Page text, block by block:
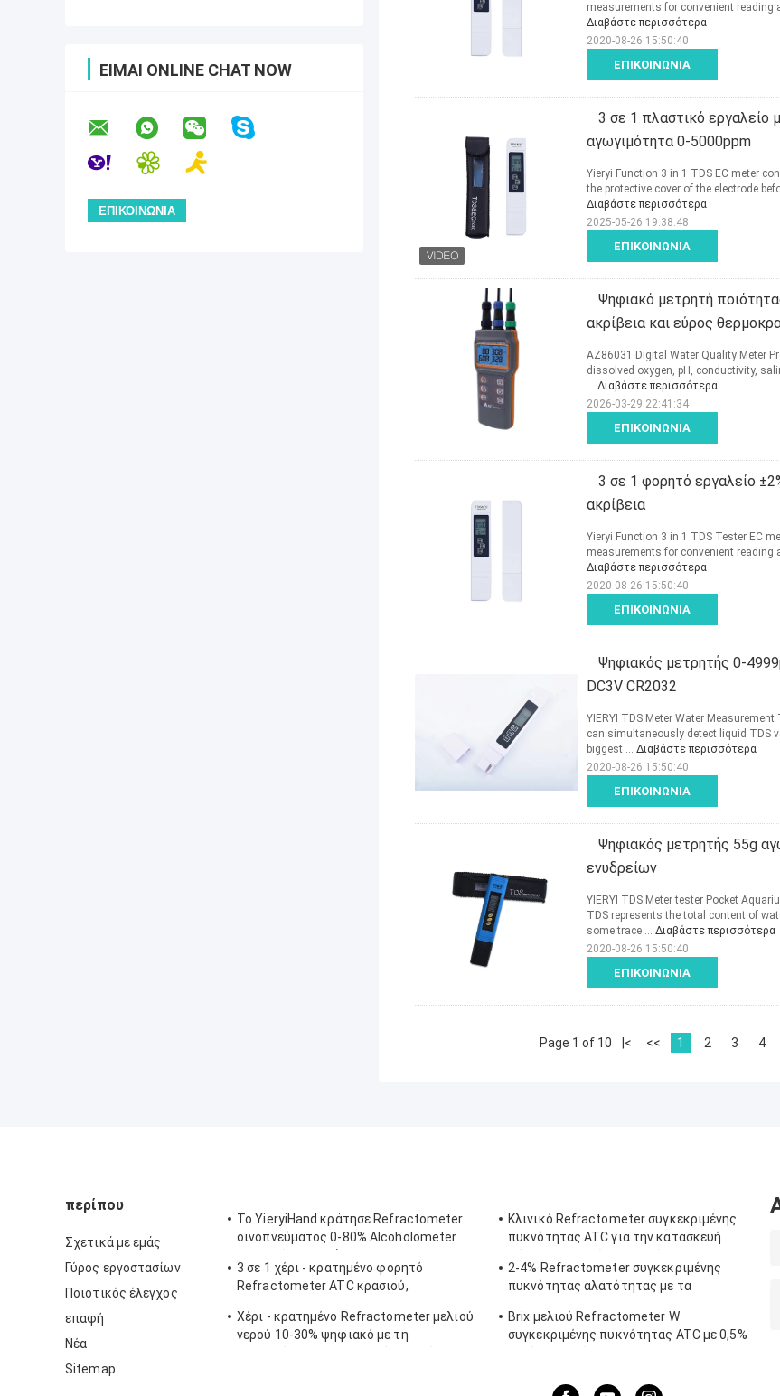
ΕΊΜΑΙ ONLINE CHAT NOW ΕΠΙΚΟΙΝΩΝΊΑ
measurements for convenient reading
Διαβάστε περισσότερα
2020-08-26 15:50:40
3 σε 1 πλαστικό εργαλείο
αγωγιμότητα 0-5000ppm
ΕΠΙΚΟΙΝΩΝΊΑ
Yieryi Function 3 in 1 TDS EC meter
the protective cover of the electrode
Διαβάστε περισσότερα
2025-05-26 19:38:48
Ψηφιακό μετρητή
ακρίβεια και εύρος
ΕΠΙΚΟΙΝΩΝΊΑ
AZ86031 Digital Water Quality Meter
dissolved oxygen, pH, conductivity,
... Διαβάστε περισσότερα
2026-03-29 22:41:34
3 σε 1 φορητό εργαλείο
ακρίβεια
ΕΠΙΚΟΙΝΩΝΊΑ
Yieryi Function 3 in 1 TDS Tester EC
measurements for convenient reading
Διαβάστε περισσότερα
2020-08-26 15:50:40
Ψηφιακός μετρητής 0-
DC3V CR2032
ΕΠΙΚΟΙΝΩΝΊΑ
YIERYI TDS Meter Water
can simultaneously detect liquid TDS
biggest ... Διαβάστε περισσότερα
2020-08-26 15:50:40
Ψηφιακός μετρητής 55g
ενυδρείων
ΕΠΙΚΟΙΝΩΝΊΑ
YIERYI TDS Meter tester Pocket
TDS represents the total content of
some trace ... Διαβάστε περισσότερα
2020-08-26 15:50:40
Page 1 of 10 |< << 1 2 3 4
περίπου
Σχετικά με εμάς
Γύρος εργοστασίων
Ποιοτικός έλεγχος
επαφή
Νέα
Sitemap
Το YieryiHand κράτησε Refractometer
οινοπνεύματος 0-80% Alcoholometer
3 σε 1 χέρι - κρατημένο φορητό
Refractometer ATC κρασιού,
Χέρι - κρατημένο Refractometer μελιού
νερού 10-30% ψηφιακό με τη
Κλινικό Refractometer συγκεκριμένης
πυκνότητας ATC για την κατασκευή
2-4% Refractometer συγκεκριμένης
πυκνότητας αλατότητας με τα
Brix μελιού Refractometer W
συγκεκριμένης πυκνότητας ATC με 0,5%